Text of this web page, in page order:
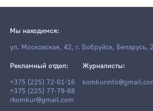
Мы находимся: